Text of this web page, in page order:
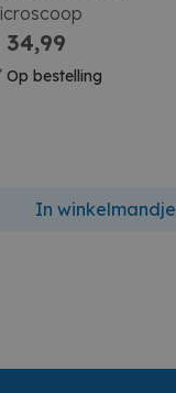
Op bestelling
In winkelmandje